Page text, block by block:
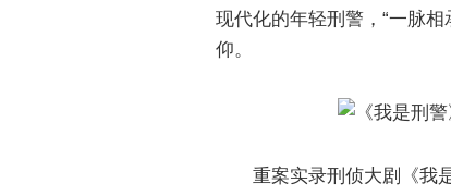
现代化的年轻刑警，“一脉
仰。
重案实录刑侦大剧《我